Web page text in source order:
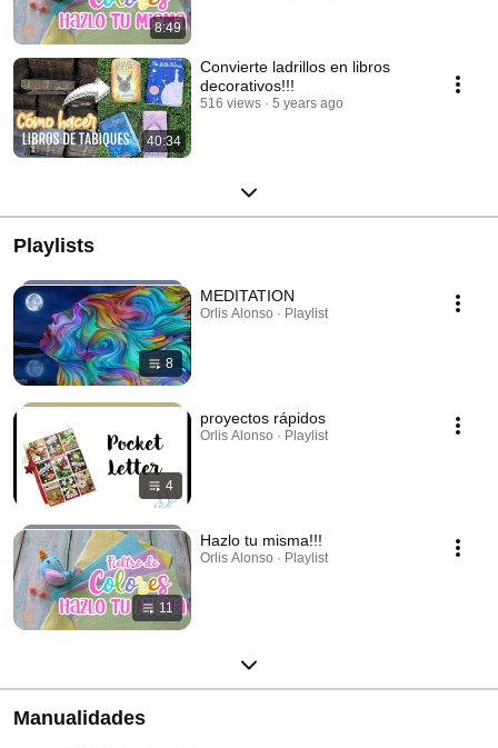
8:49
40:34
Convierte ladrillos en libros
decorativos!!!
516 views 5 years ago
Playlists
8
MEDITATION
Orlis Alonso · Playlist
4
proyectos rápidos
Orlis Alonso · Playlist
11
Hazlo tu misma!!!
Orlis Alonso · Playlist
Manualidades